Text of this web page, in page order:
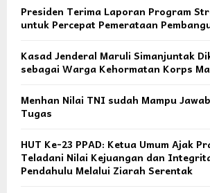
Presiden Terima Laporan Program
untuk Percepat Pemerataan
Kasad Jenderal Maruli Simanjuntak
sebagai Warga Kehormatan Korps
Menhan Nilai TNI sudah Mampu
Tugas
HUT Ke-23 PPAD: Ketua Umum Ajak
Teladani Nilai Kejuangan dan
Pendahulu Melalui Ziarah Serentak